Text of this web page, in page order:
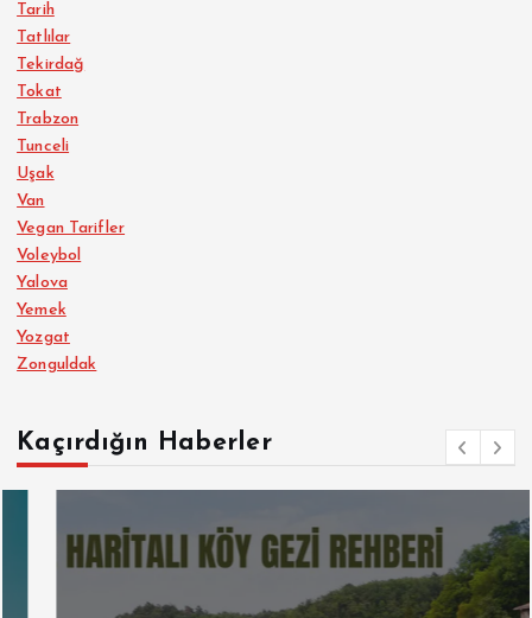
Tarih
Tatlılar
Tekirdağ
Tokat
Trabzon
Tunceli
Uşak
Van
Vegan Tarifler
Voleybol
Yalova
Yemek
Yozgat
Zonguldak
Kaçırdığın Haberler